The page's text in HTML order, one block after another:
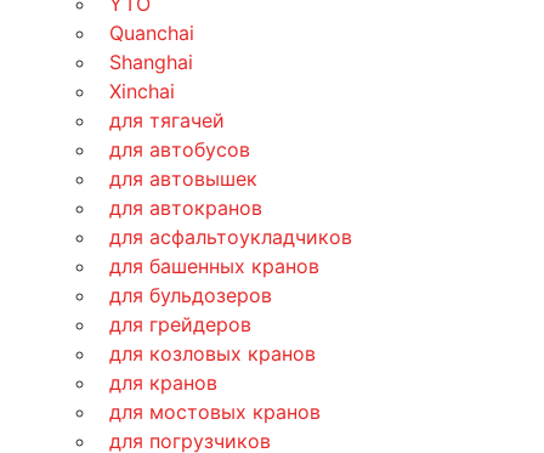
Quanchai
Shanghai
Xinchai
для тягачей
для автобусов
для автовышек
для автокранов
для асфальтоукладчиков
для башенных кранов
для бульдозеров
для грейдеров
для козловых кранов
для кранов
для мостовых кранов
для погрузчиков